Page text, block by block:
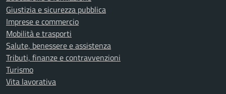
Giustizia e sicurezza pubblica
Imprese e commercio
Mobilità e trasporti
Salute, benessere e assistenza
Tributi, finanze e contravvenzioni
Turismo
Vita lavorativa